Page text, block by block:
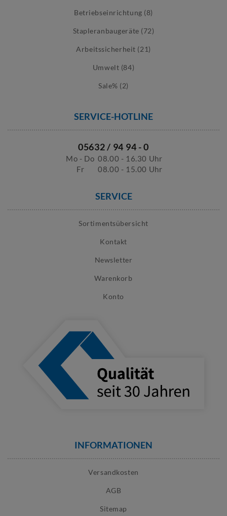
Betriebseinrichtung (8)
Stapleranbaugeräte (72)
Arbeitssicherheit (21)
Umwelt (84)
Sale% (2)
SERVICE-HOTLINE
05632 / 94 94 - 0
Mo - Do 08.00 - 16.30 Uhr
Fr
08.00 - 15.00 Uhr
SERVICE
Sortimentsübersicht
Kontakt
Newsletter
Warenkorb
Konto
INFORMATIONEN
Versandkosten
AGB
Sitemap